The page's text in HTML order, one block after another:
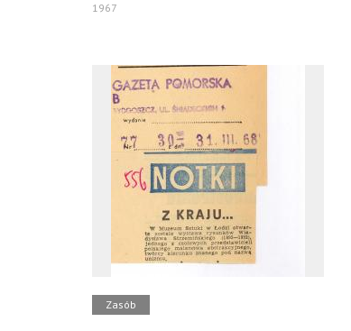
1967
Zasób